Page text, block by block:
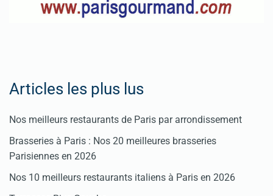
Articles les plus lus
Nos meilleurs restaurants de Paris par arrondissement
Brasseries à Paris : Nos 20 meilleures brasseries
Parisiennes en 2026
Nos 10 meilleurs restaurants italiens à Paris en 2026